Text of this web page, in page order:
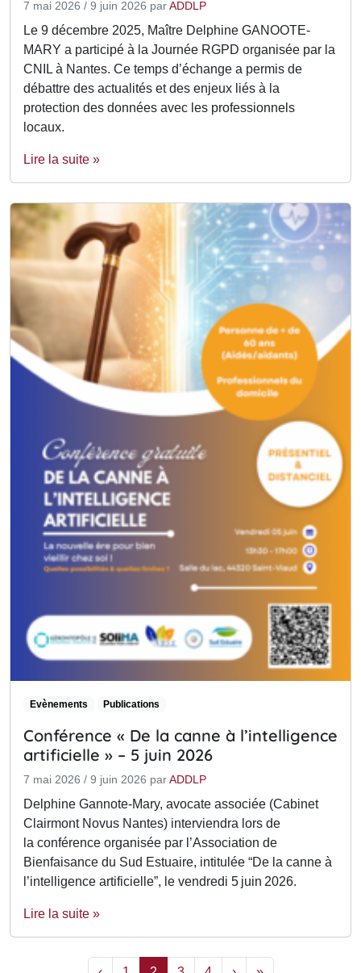
7 mai 2026 / 9 juin 2026 parADDLP
Le 9 décembre 2025, Maître Delphine GANOOTE-
MARY a participé à la Journée RGPD organisée par la
CNIL à Nantes. Ce temps d’échange a permis de
débattre des actualités et des enjeux liés à la
protection des données avec les professionnels
locaux.
Lire la suite »
Evènements Publications
Conférence « De la canne à l’intelligence
artificielle » – 5 juin 2026
7 mai 2026 / 9 juin 2026 parADDLP
Delphine Gannote‑Mary, avocate associée (Cabinet
Clairmont Novus Nantes) interviendra lors de
la conférence organisée par l’Association de
Bienfaisance du Sud Estuaire, intitulée “De la canne à
l’intelligence artificielle”, le vendredi 5 juin 2026.
Lire la suite »